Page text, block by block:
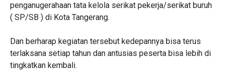
penganugerahaan tata kelola serikat pekerja/serikat buruh
( SP/SB ) di Kota Tangerang.
Dan ‎berharap kegiatan tersebut kedepannya bisa terus
terlaksana setiap tahun dan antusias peserta bisa lebih di
tingkatkan kembali.